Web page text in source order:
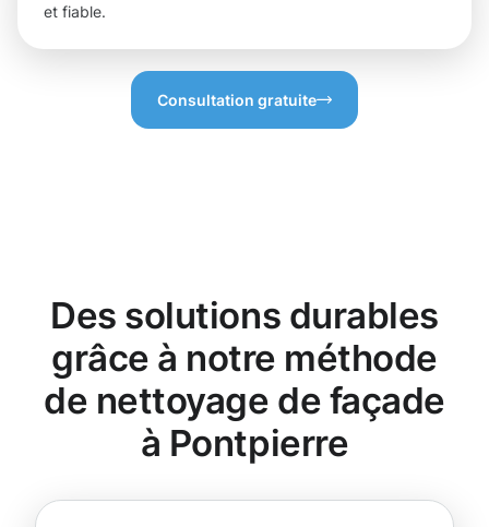
et fiable.
Consultation gratuite
Des solutions durables
grâce à notre méthode
de nettoyage de façade
à Pontpierre